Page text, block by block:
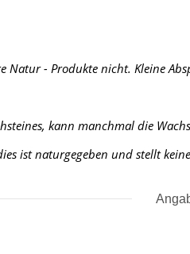
Natur - Produkte nicht. Kleine
kann manchmal die
ist naturgegeben und stellt